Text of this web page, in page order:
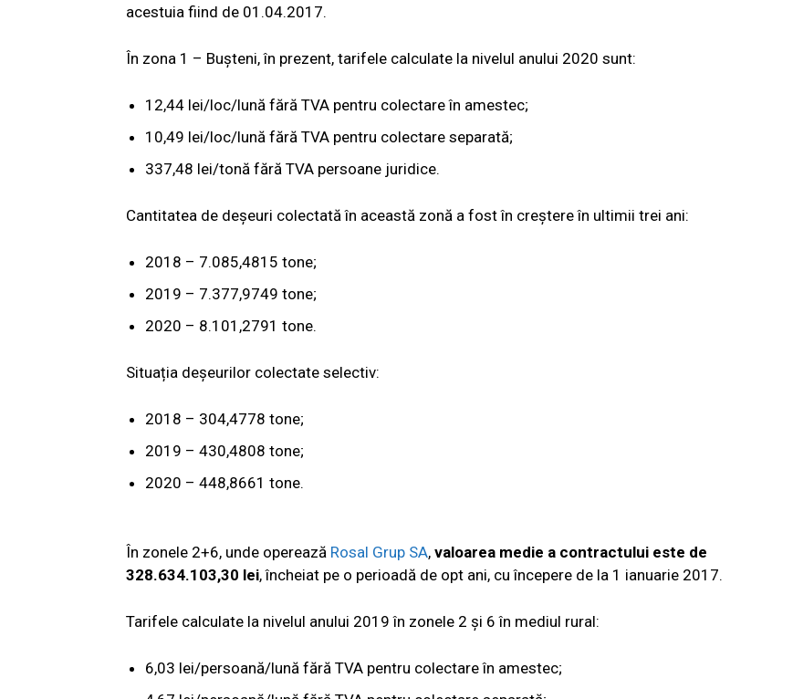
acestuia fiind de 01.04.2017.
În zona 1 – Bușteni, în prezent, tarifele calculate la nivelul anului 2020 sunt:
12,44 lei/loc/lună fără TVA pentru colectare în amestec;
10,49 lei/loc/lună fără TVA pentru colectare separată;
337,48 lei/tonă fără TVA persoane juridice.
Cantitatea de deșeuri colectată în această zonă a fost în creștere în ultimii trei ani:
2018 – 7.085,4815 tone;
2019 – 7.377,9749 tone;
2020 – 8.101,2791 tone.
Situația deșeurilor colectate selectiv:
2018 – 304,4778 tone;
2019 – 430,4808 tone;
2020 – 448,8661 tone.
În zonele 2+6, unde operează Rosal Grup SA, valoarea medie a contractului este de
328.634.103,30 lei, încheiat pe o perioadă de opt ani, cu începere de la 1 ianuarie 2017.
Tarifele calculate la nivelul anului 2019 în zonele 2 și 6 în mediul rural:
6,03 lei/persoană/lună fără TVA pentru colectare în amestec;